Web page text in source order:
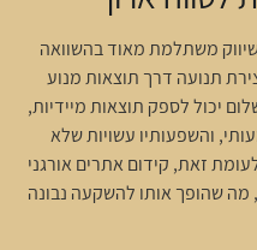
משתלמת מאוד בהשוואה
תנועה דרך תוצאות מנוע
יכול לספק תוצאות מיידיות,
והשפעותיו עשויות שלא
זאת, קידום אתרים אורגני
מה שהופך אותו להשקעה נבונה